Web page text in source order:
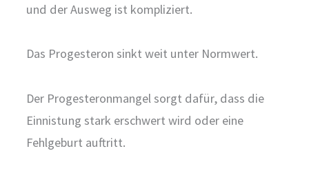
und der Ausweg ist kompliziert.
Das Progesteron sinkt weit unter Normwert.
Der Progesteronmangel sorgt dafür, dass die
Einnistung stark erschwert wird oder eine
Fehlgeburt auftritt.